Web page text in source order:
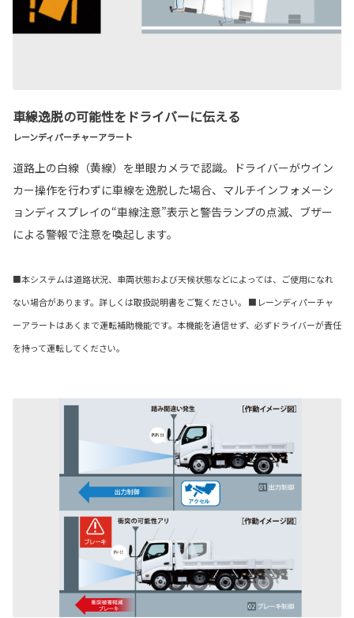
車線逸脱の可能性をドライバーに伝える
レーンディパーチャーアラート
道路上の白線（黄線）を単眼カメラで認識。ドライバーがウイン
カー操作を行わずに車線を逸脱した場合、マルチインフォメーシ
ョンディスプレイの“車線注意”表示と警告ランプの点滅、ブザー
による警報で注意を喚起します。
■本システムは道路状況、車両状態および天候状態などによっては、ご使用になれ
ない場合があります。詳しくは取扱説明書をご覧ください。 ■レーンディパーチャ
ーアラートはあくまで運転補助機能です。本機能を過信せず、必ずドライバーが責任
を持って運転してください。